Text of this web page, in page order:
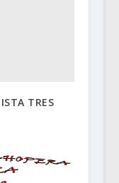
TRES